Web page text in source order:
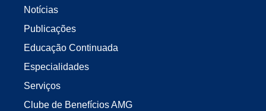
Notícias
Publicações
Educação Continuada
Especialidades
Serviços
Clube de Benefícios AMG